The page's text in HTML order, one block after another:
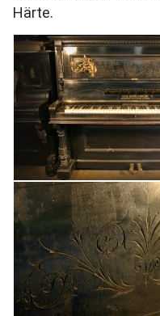
Härte.